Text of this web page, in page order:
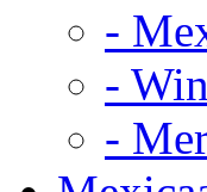
-
-
-